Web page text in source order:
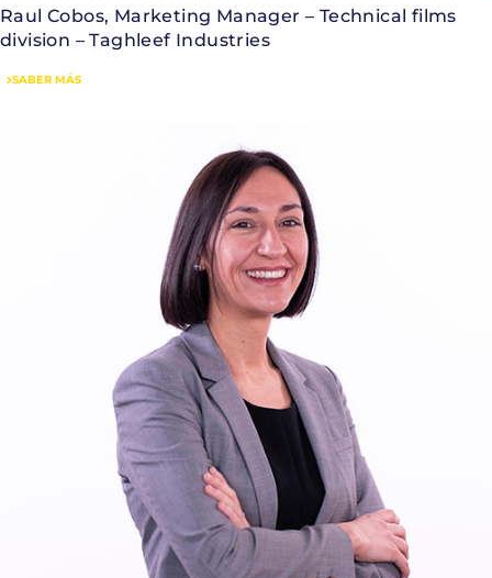
Raul Cobos, Marketing Manager – Technical films
division – Taghleef Industries
SABER MÁS